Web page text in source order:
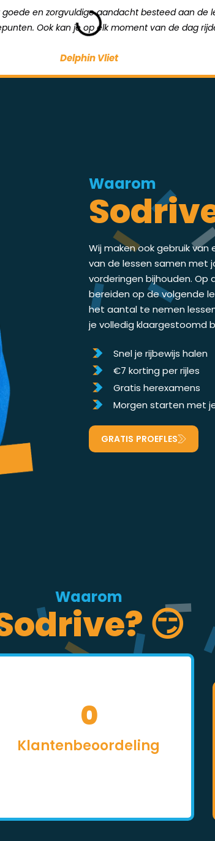
goede en zorgvuldige aandacht besteed aan
Ook kan je op elk moment van de dag
Delphin Vliet
Waarom
Wij maken ook gebruik
van de lessen samen met
vorderingen bijhouden.
bereiden op de volgende
het aantal te nemen
je volledig klaargestoomd
Snel je rijbewijs halen
€7 korting per rijles
Gratis herexamens
Morgen starten met
GRATIS PROEFLES
Waarom
😏
Klantenbeoordeling
0